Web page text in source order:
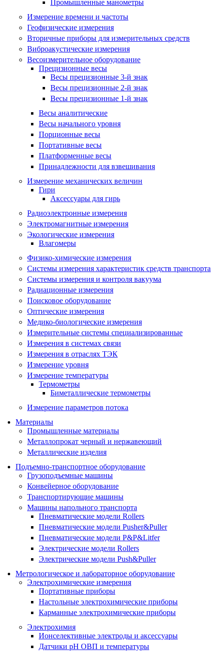
Промышленные манометры
Измерение времени и частоты
Геофизические измерения
Вторичные приборы для измерительных средств
Виброакустические измерения
Весоизмерительное оборудование
Прецизионные весы
Весы прецизионные 3-й знак
Весы прецизионные 2-й знак
Весы прецизионные 1-й знак
Весы аналитические
Весы начального уровня
Порционные весы
Портативные весы
Платформенные весы
Принадлежности для взвешивания
Измерение механических величин
Гири
Аксессуары для гирь
Радиоэлектронные измерения
Электромагнитные измерения
Экологические измерения
Влагомеры
Физико-химические измерения
Системы измерения характеристик средств транспорта
Системы измерения и контроля вакуума
Радиационные измерения
Поисковое оборудование
Оптические измерения
Медико-биологические измерения
Измерительные системы специализированные
Измерения в системах связи
Измерения в отраслях ТЭК
Измерение уровня
Измерение температуры
Термометры
Биметаллические термометры
Измерение параметров потока
Материалы
Промышленные материалы
Металлопрокат черный и нержавеющий
Металлические изделия
Подъемно-транспортное оборудование
Грузоподъемные машины
Конвейерное оборудование
Транспортирующие машины
Машины напольного транспорта
Пневматические модели Rollers
Пневматические модели Pusher&Puller
Пневматические модели P&P&Litfer
Электрические модели Rollers
Электрические модели Push&Puller
Метрологическое и лабораторное оборудование
Электрохимические измерения
Портативные приборы
Настольные электрохимические приборы
Карманные электрохимические приборы
Электрохимия
Ионселективные электроды и аксессуары
Датчики рН ОВП и температуры